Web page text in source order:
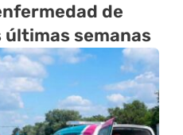
de
últimas semanas